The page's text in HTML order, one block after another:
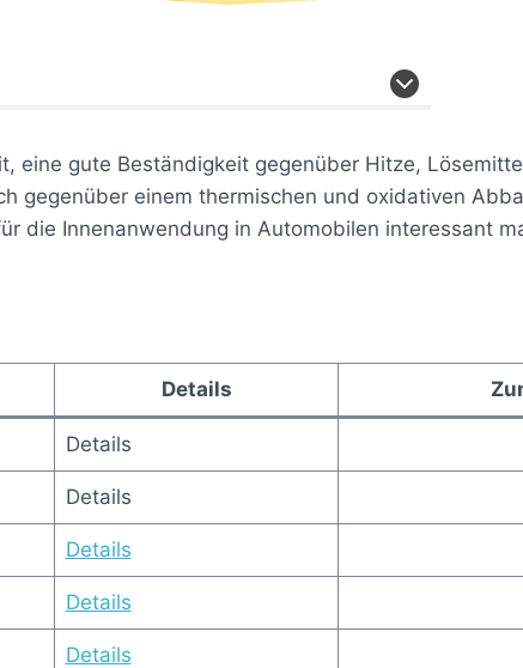
eine gute Beständigkeit gegenüber Hitze,
gegenüber einem thermischen und oxidativen
die Innenanwendung in Automobilen interessant
Details
Details
Details
Details
Details
Details